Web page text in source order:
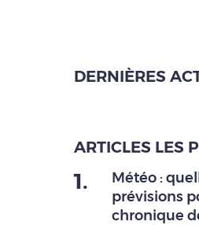
DERNIÈRES
ARTICLES LES
1.
Météo :
prévisions
chronique